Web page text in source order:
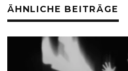
ÄHNLICHE BEITRÄGE